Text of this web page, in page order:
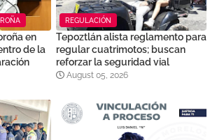
en
de la
REGULACIÓN
Tepoztlán alista reglamento para
regular cuatrimotos; buscan
reforzar la seguridad vial
August 05, 2026